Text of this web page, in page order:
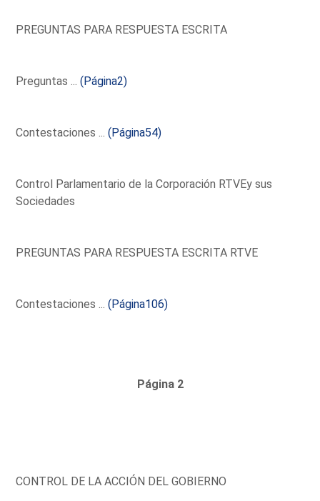
PREGUNTAS PARA RESPUESTA ESCRITA
Preguntas ...(Página2)
Contestaciones ...(Página54)
Control Parlamentario de la Corporación RTVEy sus
Sociedades
PREGUNTAS PARA RESPUESTA ESCRITA RTVE
Contestaciones ...(Página106)
Página 2
CONTROL DE LA ACCIÓN DEL GOBIERNO